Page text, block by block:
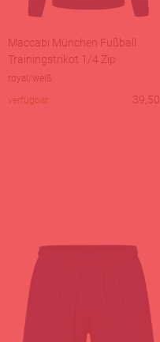
Maccabi München Fußball
Trainingstrikot 1/4 Zip
royal/weiß
verfügbar
39,50